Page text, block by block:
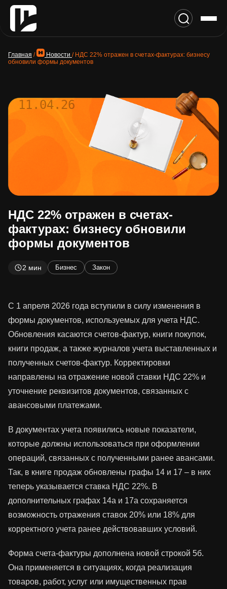
Главная / Новости / НДС 22% отражен в счетах-фактурах: бизнесу
обновили формы документов
11.04.26
НДС 22% отражен в счетах-
фактурах: бизнесу обновили
формы документов
2 мин Бизнес Закон
С 1 апреля 2026 года вступили в силу изменения в
формы документов, используемых для учета НДС.
Обновления касаются счетов-фактур, книги покупок,
книги продаж, а также журналов учета выставленных и
полученных счетов-фактур. Корректировки
направлены на отражение новой ставки НДС 22% и
уточнение реквизитов документов, связанных с
авансовыми платежами.
В документах учета появились новые показатели,
которые должны использоваться при оформлении
операций, связанных с полученными ранее авансами.
Так, в книге продаж обновлены графы 14 и 17 – в них
теперь указывается ставка НДС 22%. В
дополнительных графах 14а и 17а сохраняется
возможность отражения ставок 20% или 18% для
корректного учета ранее действовавших условий.
Форма счета-фактуры дополнена новой строкой 5б.
Она применяется в ситуациях, когда реализация
товаров, работ, услуг или имущественных прав